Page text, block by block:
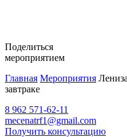
Поделиться
мероприятием
Главная Мероприятия
завтраке
8 962 571-62-11
mecenatrf1@gmail.com
Получить консультацию